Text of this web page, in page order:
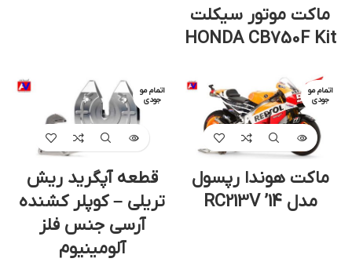
ماکت موتور سیکلت
HONDA CB750F Kit
اتمام مو
جودی
ماکت هوندا رپسول
مدل RC213V ’14
اتمام مو
جودی
قطعه آپگرید ریش
تریلی – کوپلر کشنده
آرسی جنس فلز
آلومینیوم